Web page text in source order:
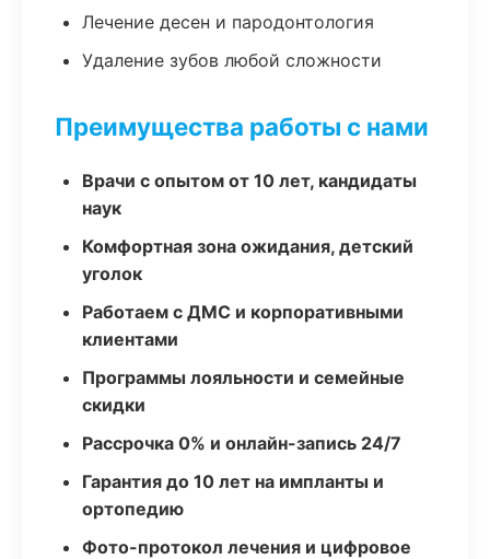
Лечение десен и пародонтология
Удаление зубов любой сложности
Преимущества работы с нами
Врачи с опытом от 10 лет, кандидаты
наук
Комфортная зона ожидания, детский
уголок
Работаем с ДМС и корпоративными
клиентами
Программы лояльности и семейные
скидки
Рассрочка 0% и онлайн-запись 24/7
Гарантия до 10 лет на импланты и
ортопедию
Фото-протокол лечения и цифровое